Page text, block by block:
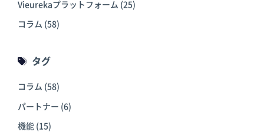
Vieurekaプラットフォーム (25)
コラム (58)
タグ
コラム (58)
パートナー (6)
機能 (15)